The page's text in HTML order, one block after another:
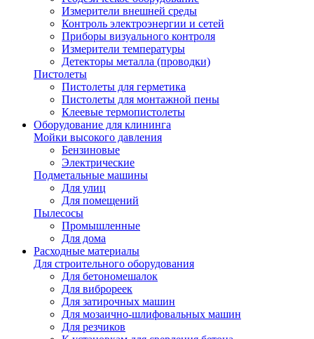
Измерители внешней среды
Контроль электроэнергии и сетей
Приборы визуального контроля
Измерители температуры
Детекторы металла (проводки)
Пистолеты
Пистолеты для герметика
Пистолеты для монтажной пены
Клеевые термопистолеты
Оборудование для клининга
Мойки высокого давления
Бензиновые
Электрические
Подметальные машины
Для улиц
Для помещений
Пылесосы
Промышленные
Для дома
Расходные материалы
Для строительного оборудования
Для бетономешалок
Для виброреек
Для затирочных машин
Для мозаично-шлифовальных машин
Для резчиков